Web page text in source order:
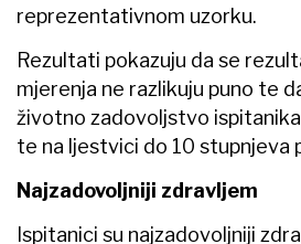
reprezentativnom uzorku.
Rezultati pokazuju da se
mjerenja ne razlikuju puno te
životno zadovoljstvo
te na ljestvici do 10 stupnjeva
Najzadovoljniji zdravljem
Ispitanici su najzadovoljniji